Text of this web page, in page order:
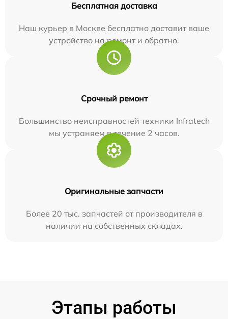
Бесплатная доставка
Наш курьер в Москве бесплатно доставит ваше
устройство на ремонт и обратно.
Срочный ремонт
Большинство неисправностей техники Infratech
мы устраняем в течение 2 часов.
Оригинальные запчасти
Более 20 тыс. запчастей от производителя в
наличии на собственных складах.
Этапы работы